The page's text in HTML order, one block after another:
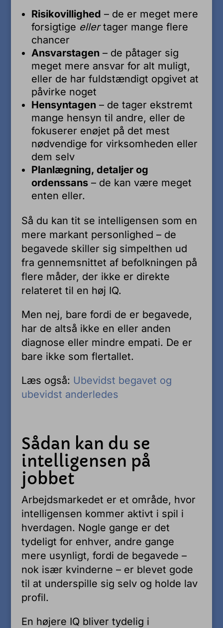
Risikovillighed – de er meget mere
forsigtige ellertager mange flere
chancer
Ansvarstagen– de påtager sig
meget mere ansvar for alt muligt,
eller de har fuldstændigt opgivet at
påvirke noget
Hensyntagen– de tager ekstremt
mange hensyn til andre, eller de
fokuserer enøjet på det mest
nødvendige for virksomheden eller
dem selv
Planlægning, detaljer og
ordenssans– de kan være meget
enten eller.
Så du kan tit se intelligensen som en
mere markant personlighed – de
begavede skiller sig simpelthen ud
fra gennemsnittet af befolkningen på
flere måder, der ikke er direkte
relateret til en høj IQ.
Men nej, bare fordi de er begavede,
har de altså ikke en eller anden
diagnose eller mindre empati. De er
bare ikke som flertallet.
Læs også: Ubevidst begavet og
ubevidst anderledes
Sådan kan du se
intelligensen på
jobbet
Arbejdsmarkedet er et område, hvor
intelligensen kommer aktivt i spil i
hverdagen. Nogle gange er det
tydeligt for enhver, andre gange
mere usynligt, fordi de begavede –
nok især kvinderne – er blevet gode
til at underspille sig selv og holde lav
profil.
En højere IQ bliver tydelig i